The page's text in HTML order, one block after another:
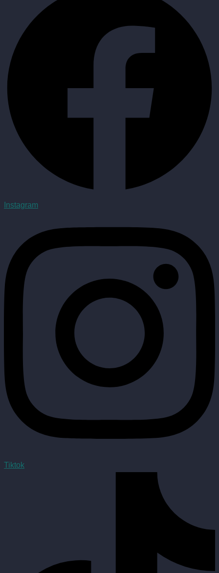
Instagram
Tiktok